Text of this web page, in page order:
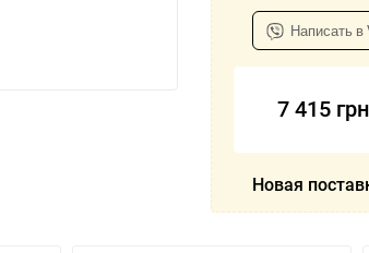
Написать в
7 415
Новая